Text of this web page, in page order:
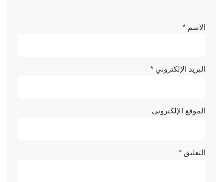
الاسم *
البريد الإلكتروني *
الموقع الإلكتروني
التعليق *